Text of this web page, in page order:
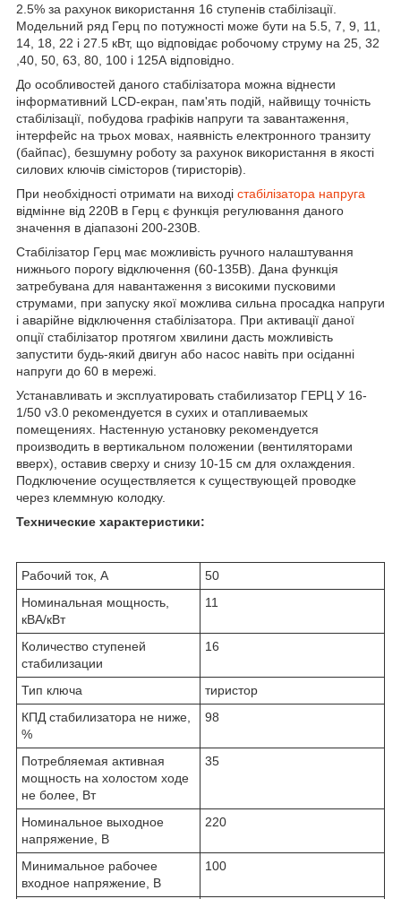
2.5% за рахунок використання 16 ступенів стабілізації.
Модельний ряд Герц по потужності може бути на 5.5, 7, 9, 11,
14, 18, 22 і 27.5 кВт, що відповідає робочому струму на 25, 32
,40, 50, 63, 80, 100 і 125А відповідно.
До особливостей даного стабілізатора можна віднести
інформативний LCD-екран, пам'ять подій, найвищу точність
стабілізації, побудова графіків напруги та завантаження,
інтерфейс на трьох мовах, наявність електронного транзиту
(байпас), безшумну роботу за рахунок використання в якості
силових ключів сімісторов (тиристорів).
При необхідності отримати на виході стабілізатора напруга
відмінне від 220В в Герц є функція регулювання даного
значення в діапазоні 200-230В.
Стабілізатор Герц має можливість ручного налаштування
нижнього порогу відключення (60-135В). Дана функція
затребувана для навантаження з високими пусковими
струмами, при запуску якої можлива сильна просадка напруги
і аварійне відключення стабілізатора. При активації даної
опції стабілізатор протягом хвилини дасть можливість
запустити будь-який двигун або насос навіть при осіданні
напруги до 60 в мережі.
Устанавливать и эксплуатировать стабилизатор ГЕРЦ У 16-
1/50 v3.0 рекомендуется в сухих и отапливаемых
помещениях. Настенную установку рекомендуется
производить в вертикальном положении (вентиляторами
вверх), оставив сверху и снизу 10-15 см для охлаждения.
Подключение осуществляется к существующей проводке
через клеммную колодку.
Технические характеристики:
Рабочий ток, А
50
Номинальная мощность,
кВА/кВт
11
Количество ступеней
стабилизации
16
Тип ключа
тиристор
КПД стабилизатора не ниже,
%
98
Потребляемая активная
мощность на холостом ходе
не более, Вт
35
Номинальное выходное
напряжение, В
220
Минимальное рабочее
входное напряжение, В
100